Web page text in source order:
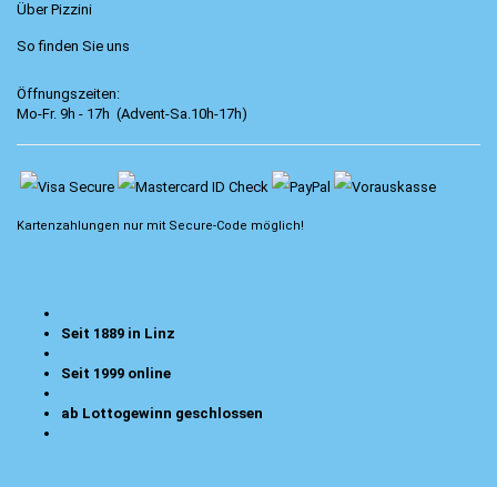
Über Pizzini
So finden Sie uns
Öffnungszeiten:
Mo-Fr. 9h - 17h (Advent-Sa.10h-17h)
Kartenzahlungen nur mit Secure-Code möglich!
Seit 1889 in Linz
Seit 1999 online
ab Lottogewinn geschlossen